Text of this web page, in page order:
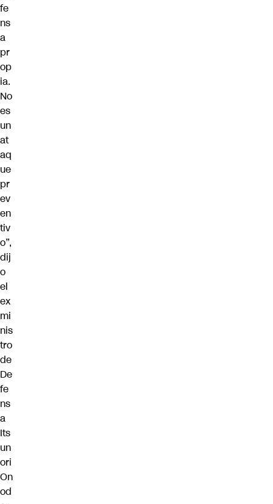
fe
ns
a
pr
op
ia.
No
es
un
at
aq
ue
pr
ev
en
tiv
o”,
dij
o
el
ex
mi
nis
tro
de
De
fe
ns
a
Its
un
ori
On
od